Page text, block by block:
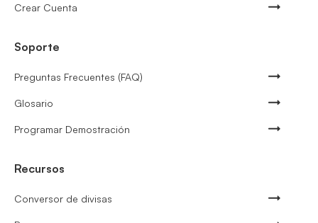
Crear Cuenta
Soporte
Preguntas Frecuentes (FAQ)
Glosario
Programar Demostración
Recursos
Conversor de divisas